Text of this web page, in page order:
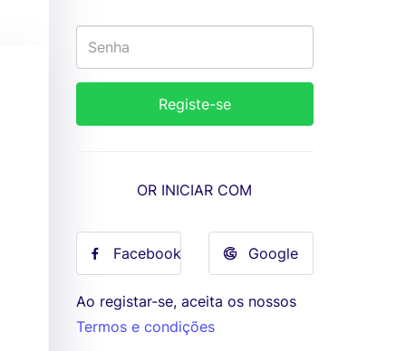
OR INICIAR COM
Facebook Google
Ao registar-se, aceita os nossos
Termos e condições